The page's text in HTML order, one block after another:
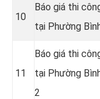
10
Báo giá thi
tại Phường
11
Báo giá thi
tại Phường
2